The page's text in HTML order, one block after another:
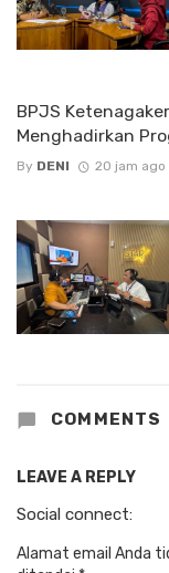
BPJS
Menghadirkan
By DENI 20 jam ago
COMMENTS
LEAVE A REPLY
Social connect:
Alamat email Anda